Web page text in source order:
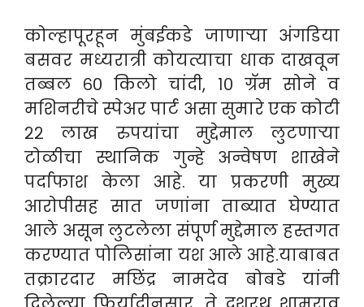
कोल्हापूरहून मुंबईकडे जाणाऱ्या अंगडिया
बसवर मध्यरात्री कोयत्याचा धाक दाखवून
तब्बल ६० किलो चांदी, १० ग्रॅम सोने व
मशिनरीचे स्पेअर पार्ट असा सुमारे एक कोटी
२२ लाख रुपयांचा मुद्देमाल लुटणाऱ्या
टोळीचा स्थानिक गुन्हे अन्वेषण शाखेने
पर्दाफाश केला आहे. या प्रकरणी मुख्य
आरोपीसह सात जणांना ताब्यात घेण्यात
आले असून लुटलेला संपूर्ण मुद्देमाल हस्तगत
करण्यात पोलिसांना यश आले आहे.याबाबत
तक्रारदार मछिंद्र नामदेव बोबडे यांनी